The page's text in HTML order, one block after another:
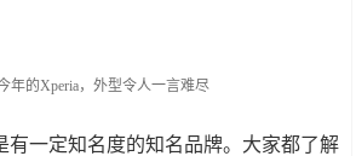
有一定知名度的知名品牌。大家都了解